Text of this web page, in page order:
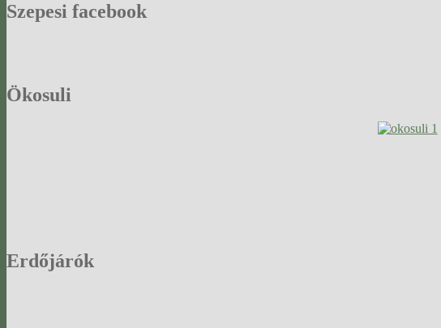
Szepesi facebook
Ökosuli
Erdőjárók